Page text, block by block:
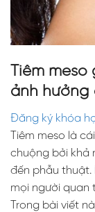
Tiêm
ảnh hưởng
Đăng ký khóa
Tiêm meso là
chuộng bởi khả
đến phẫu thuật.
mọi người quan
Trong bài viết